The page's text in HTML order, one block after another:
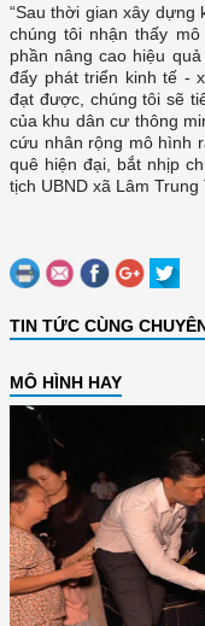
“Sau thời gian xây dựng
chúng tôi nhận thấy
phần nâng cao hiệu
đẩy phát triển kinh tế -
đạt được, chúng tôi sẽ
của khu dân cư thông
cứu nhân rộng mô hình
quê hiện đại, bắt nhịp
tịch UBND xã Lâm Trung
TIN TỨC CÙNG
MÔ HÌNH HAY